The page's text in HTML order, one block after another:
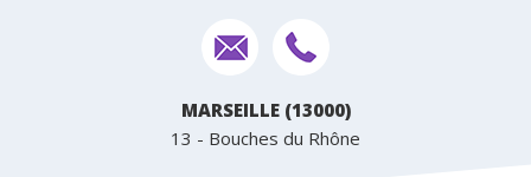
MARSEILLE (13000)
13 - Bouches du Rhône